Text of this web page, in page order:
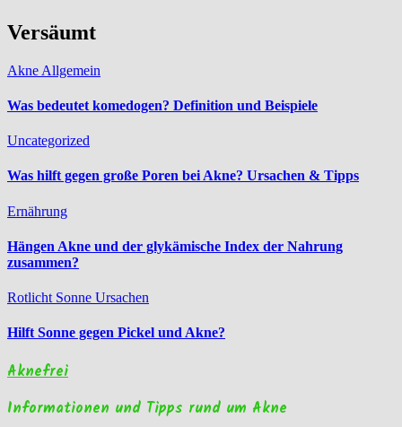
Versäumt
Akne Allgemein
Was bedeutet komedogen? Definition und Beispiele
Uncategorized
Was hilft gegen große Poren bei Akne? Ursachen & Tipps
Ernährung
Hängen Akne und der glykämische Index der Nahrung
zusammen?
Rotlicht Sonne Ursachen
Hilft Sonne gegen Pickel und Akne?
Aknefrei
Informationen und Tipps rund um Akne